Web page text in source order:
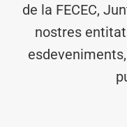
de la FECEC,
nostres